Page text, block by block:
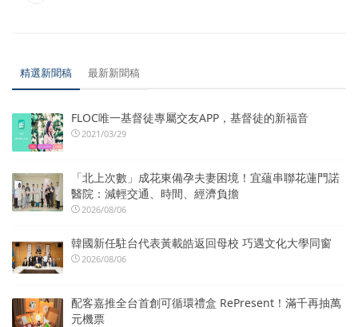
精選新聞稿 最新新聞稿
FLOC唯一基督徒專屬交友APP，基督徒的新福音
2021/03/29
「北上次數」成花東備孕夫妻困境！宜蘊串聯花蓮門諾
醫院：減輕交通、時間、經濟負擔
2026/08/06
韓國新任駐台代表黃載皓返回母校 巧遇文化大學同窗
2026/08/06
配客嘉推全台首創可循環禮盒 RePresent！滿千再抽萬
元機票